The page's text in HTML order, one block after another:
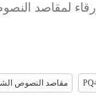
لمقاصد
مقاصد النصوص